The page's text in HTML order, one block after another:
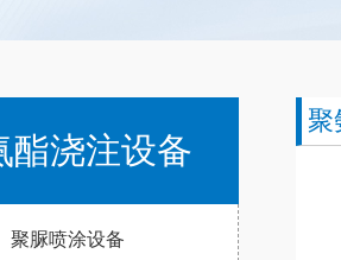
酯浇注设备
聚脲喷涂设备
聚